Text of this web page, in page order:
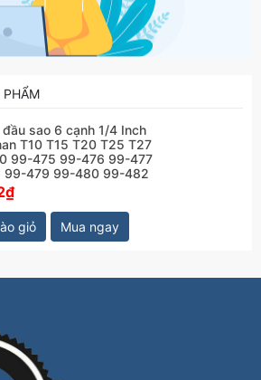
PHẨM
đầu sao 6 cạnh 1/4 Inch
T10 T15 T20 T25 T27
99-475 99-476 99-477
99-479 99-480 99-482
giỏ Mua ngay